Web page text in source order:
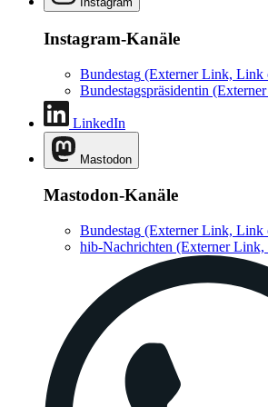
Instagram-Kanäle
Bundestag (Externer Link, Link
Bundestagspräsidentin
LinkedIn
Mastodon
Mastodon-Kanäle
Bundestag (Externer Link, Link
hib-Nachrichten (Externer Link,